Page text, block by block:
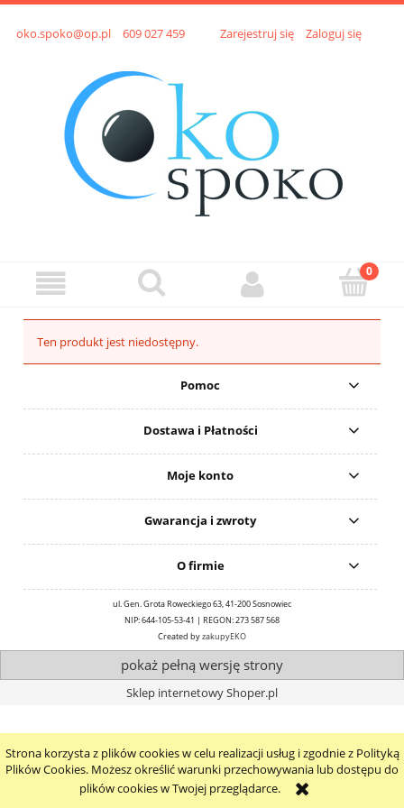
Strona korzysta z plików cookies w celu realizacji usług i zgodnie z Polityką
Plików Cookies. Możesz określić warunki przechowywania lub dostępu do
plików cookies w Twojej przeglądarce.
oko.spoko@op.pl 609 027 459 Zarejestruj się Zaloguj się
Ten produkt jest niedostępny.
Pomoc
Dostawa i Płatności
Moje konto
Gwarancja i zwroty
O firmie
ul. Gen. Grota Roweckiego 63, 41-200 Sosnowiec
NIP: 644-105-53-41 | REGON: 273 587 568
Created byzakupyEKO
pokaż pełną wersję strony
Sklep internetowy Shoper.pl